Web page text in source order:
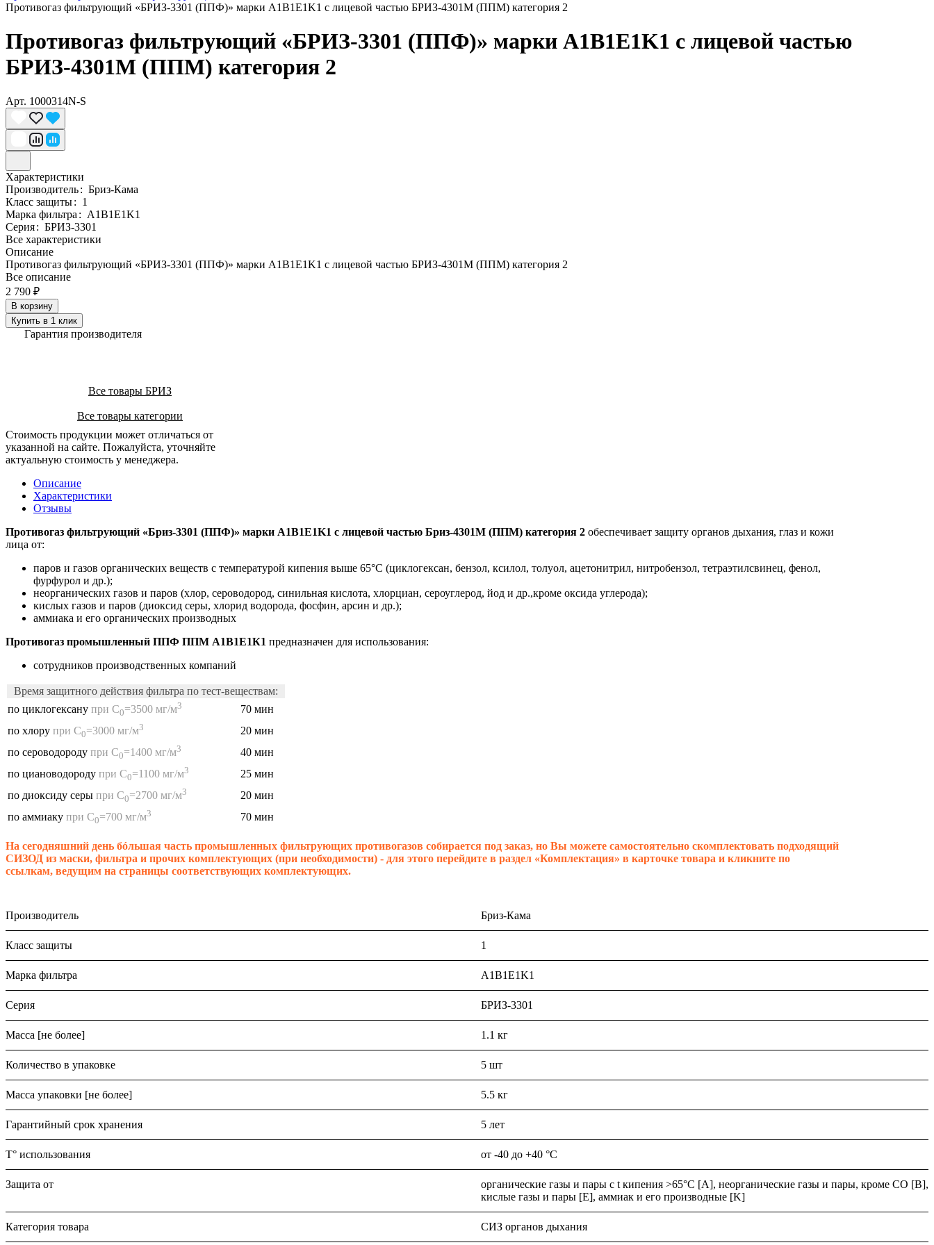
Противогаз фильтрующий «БРИЗ-3301 (ППФ)» марки A1B1E1K1 с лицевой частью БРИЗ-4301М (ППМ) категория 2
Противогаз фильтрующий «БРИЗ-3301 (ППФ)» марки A1B1E1K1 с лицевой частью
БРИЗ-4301М (ППМ) категория 2
Арт. 1000314N-S
Характеристики
Производитель: Бриз-Кама
Класс защиты: 1
Марка фильтра: A1B1E1K1
Серия: БРИЗ-3301
Все характеристики
Описание
Противогаз фильтрующий «БРИЗ-3301 (ППФ)» марки A1B1E1K1 с лицевой частью БРИЗ-4301М (ППМ) категория 2
Все описание
2 790 ₽
В корзину
Купить в 1 клик
Гарантия производителя
Все товары БРИЗ
Все товары категории
Стоимость продукции может отличаться от
указанной на сайте. Пожалуйста, уточняйте
актуальную стоимость у менеджера.
Описание
Характеристики
Отзывы
Противогаз фильтрующий «Бриз-3301 (ППФ)» марки А1B1E1K1 с лицевой частью Бриз-4301М (ППМ) категория 2 обеспечивает защиту органов дыхания, глаз и кожи
лица от:
паров и газов органических веществ с температурой кипения выше 65°С (циклогексан, бензол, ксилол, толуол, ацетонитрил, нитробензол, тетраэтилсвинец, фенол,
фурфурол и др.);
неорганических газов и паров (хлор, сероводород, синильная кислота, хлорциан, сероуглерод, йод и др.,кроме оксида углерода);
кислых газов и паров (диоксид серы, хлорид водорода, фосфин, арсин и др.);
аммиака и его органических производных
Противогаз промышленный ППФ ППМ А1В1Е1К1 предназначен для использования:
сотрудников производственных компаний
Время защитного действия фильтра по тест-веществам:
по циклогексану при С0=3500 мг/м3
70 мин
по хлору при С0=3000 мг/м3
20 мин
по сероводороду при С0=1400 мг/м3
40 мин
по циановодороду при С0=1100 мг/м3
25 мин
по диоксиду серы при С0=2700 мг/м3
20 мин
по аммиаку при С0=700 мг/м3 70 мин
На сегодняшний день бóльшая часть промышленных фильтрующих противогазов собирается под заказ, но Вы можете самостоятельно скомплектовать подходящий
СИЗОД из маски, фильтра и прочих комплектующих (при необходимости) - для этого перейдите в раздел «Комплектация» в карточке товара и кликните по
ссылкам, ведущим на страницы соответствующих комплектующих.
Производитель Бриз-Кама
Класс защиты 1
Марка фильтра A1B1E1K1
Серия БРИЗ-3301
Масса [не более] 1.1 кг
Количество в упаковке 5 шт
Масса упаковки [не более] 5.5 кг
Гарантийный срок хранения 5 лет
T° использования от -40 до +40 °C
Защита от
органические газы и пары с t кипения >65°C [A], неорганические газы и пары, кроме CO [B],
кислые газы и пары [E], аммиак и его производные [K]
Категория товара СИЗ органов дыхания